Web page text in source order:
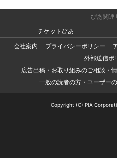
ぴあ関連
チケットぴあ
会社案内
プライバシーポリシー
外部送信ポ
広告出稿・お取り組みのご相談・
一般の読者の方・ユーザー
Copyright (C) PIA